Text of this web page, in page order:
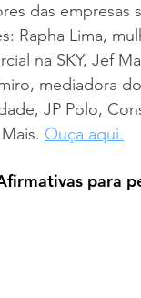
das empresas
Rapha Lima,
na SKY, Jef
mediadora
JP Polo,
Ouça aqui.
para